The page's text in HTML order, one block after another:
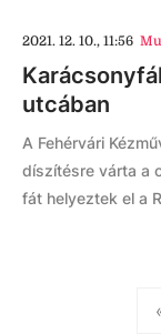
2021. 12. 10., 11:56
utcában
A Fehérvári
díszítésre várta a
fát helyeztek el a